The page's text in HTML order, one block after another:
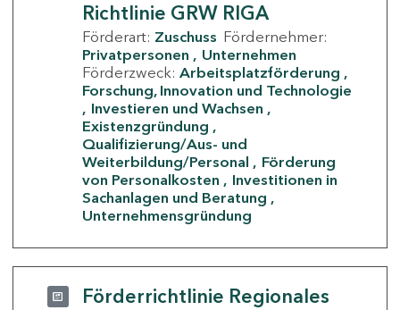
Richtlinie GRW RIGA
Förderart: Zuschuss Fördernehmer:
Privatpersonen
Unternehmen
Förderzweck: Arbeitsplatzförderung
Forschung, Innovation und Technologie
Investieren und Wachsen
Existenzgründung
Qualifizierung/Aus- und
Weiterbildung/Personal
Förderung
von Personalkosten
Investitionen in
Sachanlagen und Beratung
Unternehmensgründung
Förderrichtlinie Regionales